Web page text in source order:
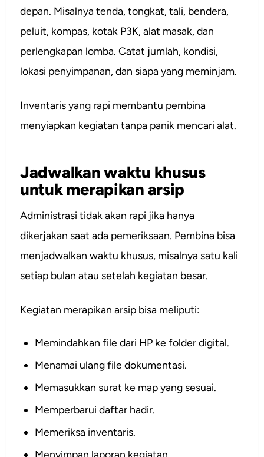
depan. Misalnya tenda, tongkat, tali, bendera,
peluit, kompas, kotak P3K, alat masak, dan
perlengkapan lomba. Catat jumlah, kondisi,
lokasi penyimpanan, dan siapa yang meminjam.
Inventaris yang rapi membantu pembina
menyiapkan kegiatan tanpa panik mencari alat.
Jadwalkan waktu khusus
untuk merapikan arsip
Administrasi tidak akan rapi jika hanya
dikerjakan saat ada pemeriksaan. Pembina bisa
menjadwalkan waktu khusus, misalnya satu kali
setiap bulan atau setelah kegiatan besar.
Kegiatan merapikan arsip bisa meliputi:
Memindahkan file dari HP ke folder digital.
Menamai ulang file dokumentasi.
Memasukkan surat ke map yang sesuai.
Memperbarui daftar hadir.
Memeriksa inventaris.
Menyimpan laporan kegiatan.